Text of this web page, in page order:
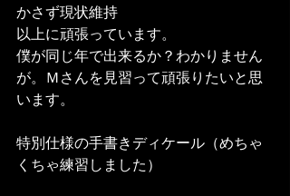
かさず現状維持
以上に頑張っています。
僕が同じ年で出来るか？わかりません
が。Ｍさんを見習って頑張りたいと思
います。
特別仕様の手書きディケール（めちゃ
くちゃ練習しました）